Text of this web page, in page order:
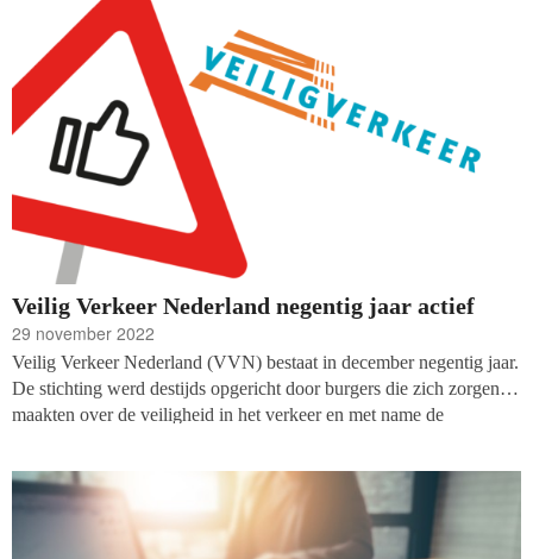
toetreders. Het zorgt ervoor dat het aantal kiezers wat nog tussen
partijen ‘zweeft’ heel groot is. Maar wat wil de politiek met de
filantropische sector? Wat schrijven ze in hun programma’s over
bijvoorbeeld maatschappelijke organisaties, doneren, impact en
vrijwilligerswerk? Een inventarisatie van de programma’s van de
tien grootst gepeilde partijen.
Veilig Verkeer Nederland negentig jaar actief
29 november 2022
Veilig Verkeer Nederland (VVN) bestaat in december negentig jaar.
De stichting werd destijds opgericht door burgers die zich zorgen
maakten over de veiligheid in het verkeer en met name de
een coupé achter een vierkant motorblok per duizend inwoners
rondreden. In de loop der jaren groeide de VVN in omvang naar
honderdduizend leden. Tegenwoordig wordt de organisatie
grotendeels gefinancierd uit subsidies en werkt ze samen met tal